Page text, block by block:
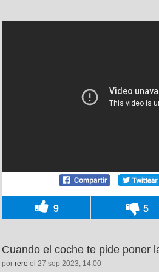
9 5
Cuando el coche te pide poner
por rere el 27 sep 2023, 14:00